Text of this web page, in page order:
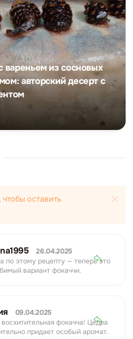
вареньем из сосновых
авторский десерт с
оставить
26.04.2025
по этому рецепту — теперь это
вариант фокаччи.
09.04.2025
фокачча! Цедра
придает особый аромат.